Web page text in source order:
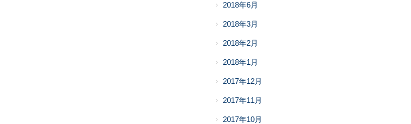
2018年6月
2018年3月
2018年2月
2018年1月
2017年12月
2017年11月
2017年10月